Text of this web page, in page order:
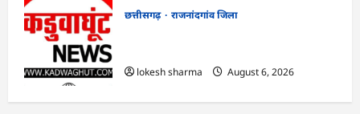
छत्तीसगढ़
राजनांदगांव जिला
lokesh sharma
August 6, 2026